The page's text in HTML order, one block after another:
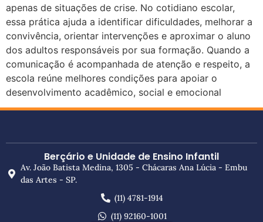
apenas de situações de crise. No cotidiano escolar,
essa prática ajuda a identificar dificuldades, melhorar a
convivência, orientar intervenções e aproximar o aluno
dos adultos responsáveis por sua formação. Quando a
comunicação é acompanhada de atenção e respeito, a
escola reúne melhores condições para apoiar o
desenvolvimento acadêmico, social e emocional
Berçário e Unidade de Ensino Infantil
Av. João Batista Medina, 1305 - Chácaras Ana Lúcia - Embu
das Artes - SP.
(11) 4781-1914
(11) 92160-1001